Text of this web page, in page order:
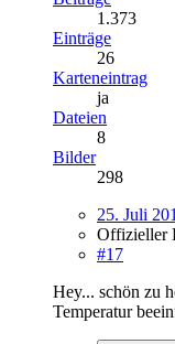
1.373
Einträge
26
Karteneintrag
ja
Dateien
8
Bilder
298
25. Juli
Offizieller
#17
Hey... schön zu
Temperatur